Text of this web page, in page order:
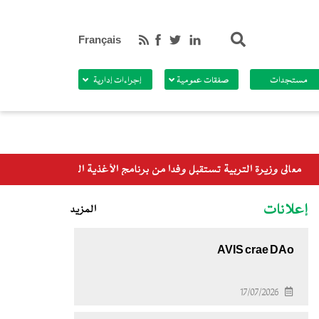
Français
مستجدات صفقات عمومية إجراءات إدارية
إعلانات
AVIS crae DAo
17/07/2026
المزيد